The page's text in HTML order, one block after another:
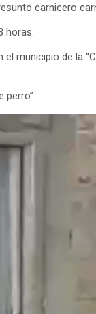
carnicero
horas.
municipio de la
perro”